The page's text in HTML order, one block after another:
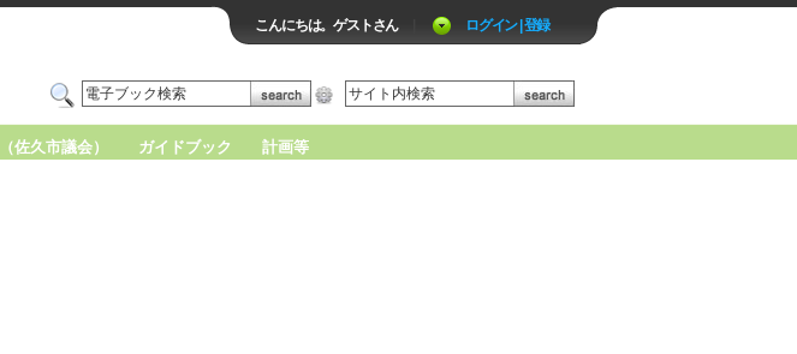
こんにちは。ゲストさん ログイン | 登録
佐久市議会） ガイドブック 計画等